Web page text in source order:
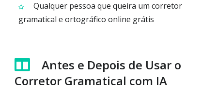
Qualquer pessoa que queira um corretor
gramatical e ortográfico online grátis
Antes e Depois de Usar o
Corretor Gramatical com IA